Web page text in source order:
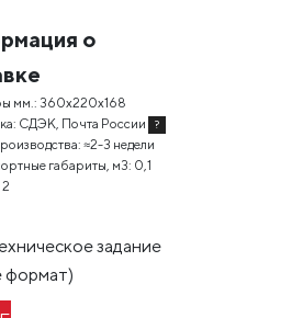
о
мм.: 360х220х168
СДЭК, Почта России ?
≈2-3 недели
габариты, м3: 0,1
2
задание
формат)